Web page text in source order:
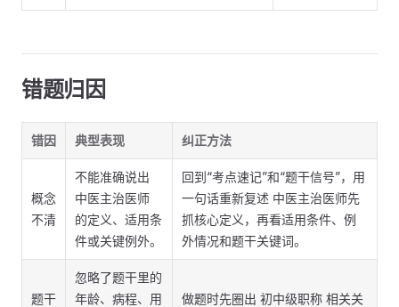
错题归因
错因 典型表现 纠正方法
概念
不清
不能准确说出
中医主治医师
的定义、适用条
件或关键例外。
回到“考点速记”和“题干信号”，用
一句话重新复述 中医主治医师先
抓核心定义，再看适用条件、例
外情况和题干关键词。
题干
忽略了题干里的
年龄、病程、用
做题时先圈出 初中级职称 相关关